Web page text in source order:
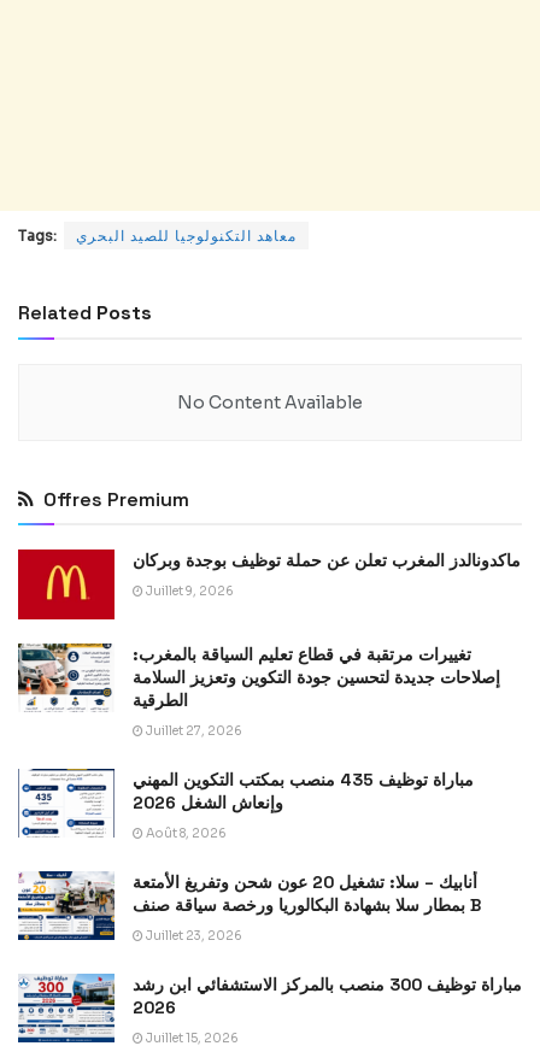
Tags: معاهد التكنولوجيا للصيد البحري
Related Posts
No Content Available
Offres Premium
ماكدونالدز المغرب تعلن عن حملة توظيف بوجدة وبركان
Juillet 9, 2026
تغييرات مرتقبة في قطاع تعليم السياقة بالمغرب:
إصلاحات جديدة لتحسين جودة التكوين وتعزيز السلامة
الطرقية
Juillet 27, 2026
مباراة توظيف 435 منصب بمكتب التكوين المهني
وإنعاش الشغل 2026
Août 8, 2026
أنابيك – سلا: تشغيل 20 عون شحن وتفريغ الأمتعة
بمطار سلا بشهادة البكالوريا ورخصة سياقة صنف B
Juillet 23, 2026
مباراة توظيف 300 منصب بالمركز الاستشفائي ابن رشد
2026
Juillet 15, 2026